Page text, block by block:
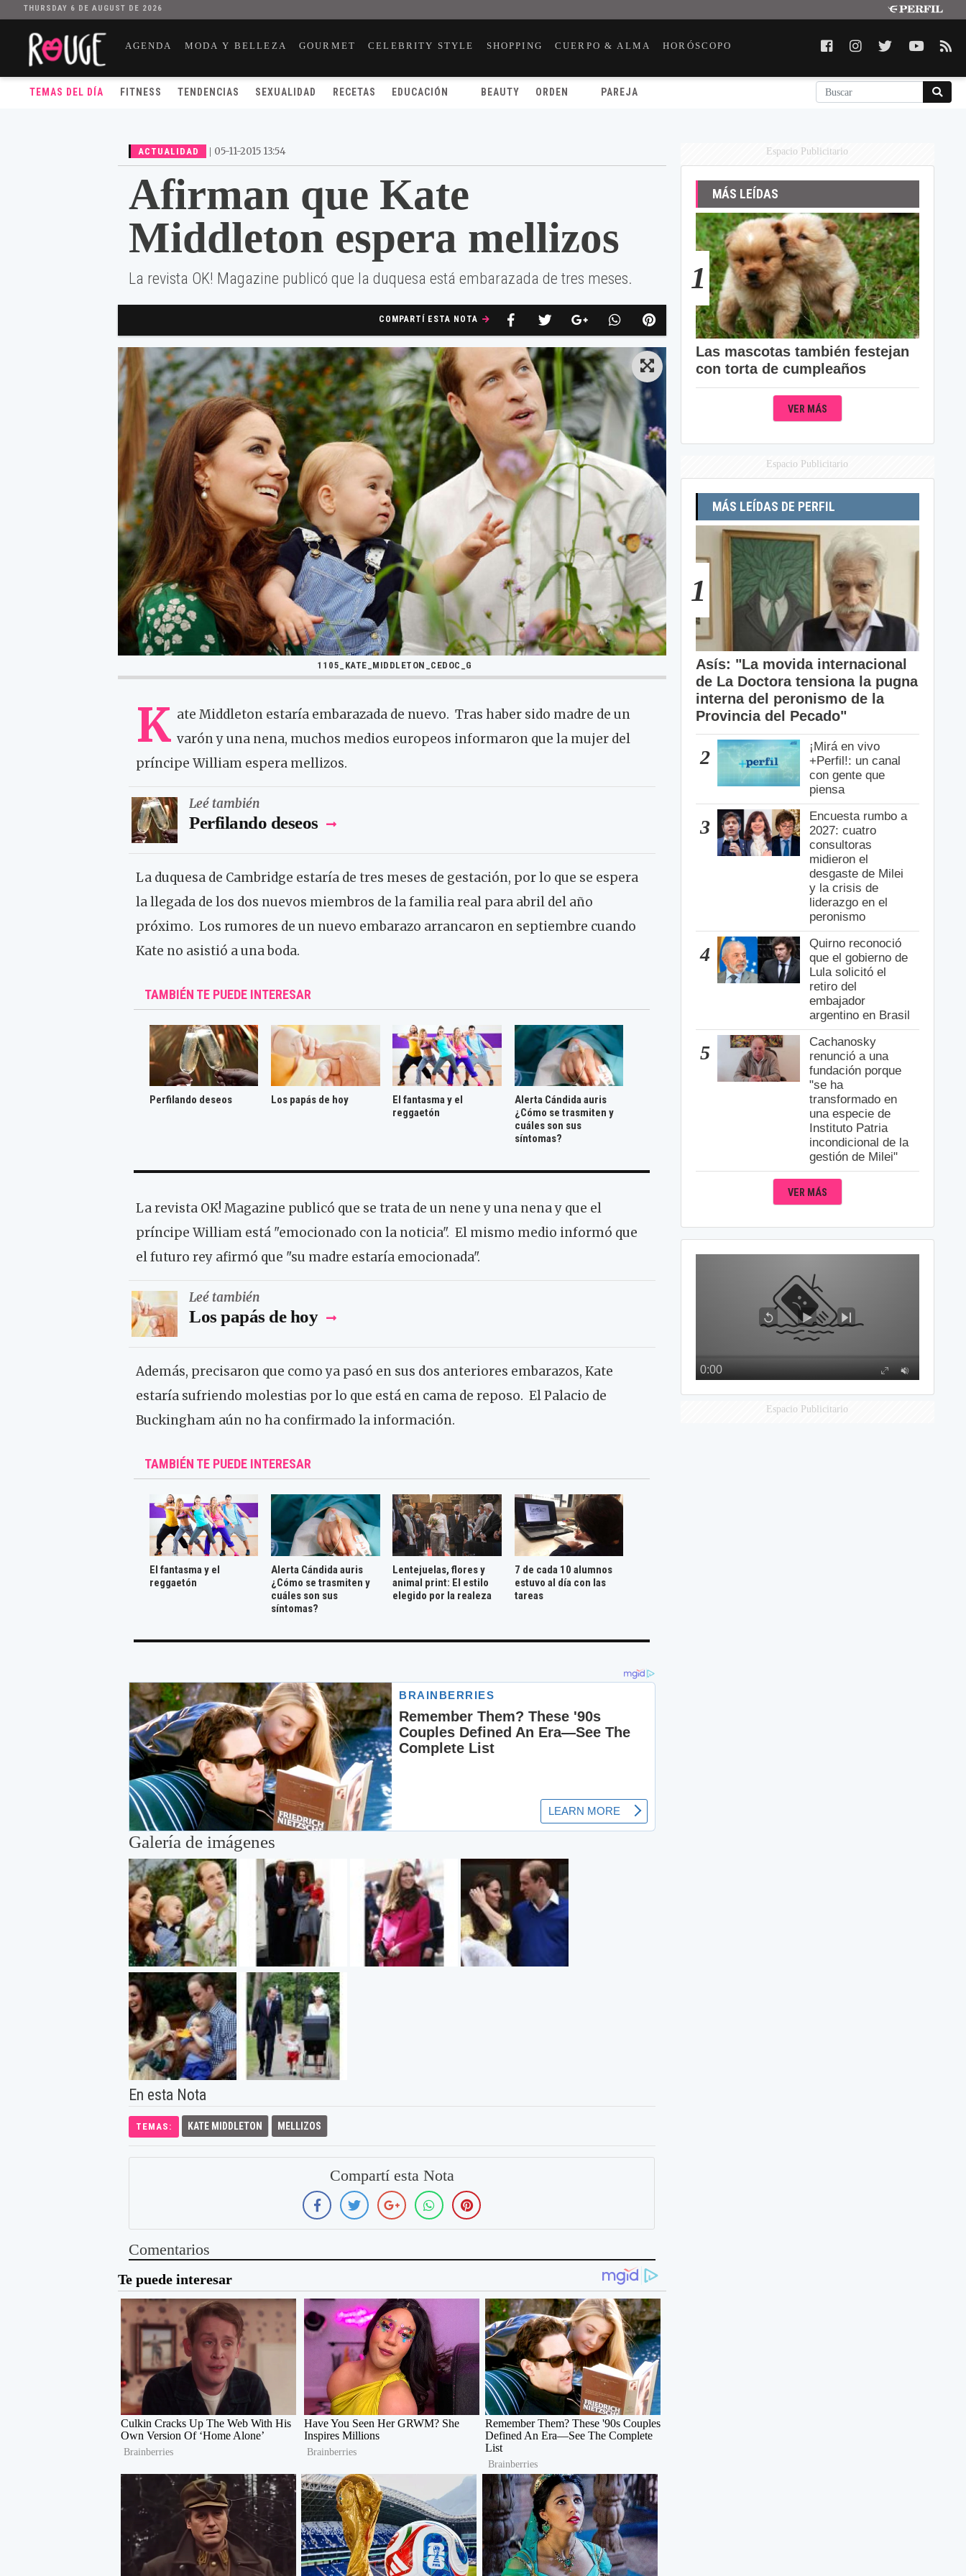
THURSDAY 6 DE AUGUST DE 2026
AGENDA MODA Y BELLEZA GOURMET CELEBRITY STYLE SHOPPING CUERPO & ALMA HORÓSCOPO
TEMAS DEL DÍA FITNESS TENDENCIAS SEXUALIDAD RECETAS EDUCACIÓN BEAUTY ORDEN PAREJA
ACTUALIDAD | 05-11-2015 13:54
Afirman que Kate
Middleton espera mellizos
La revista OK! Magazine publicó que la duquesa está embarazada de tres meses.
COMPARTÍ ESTA NOTA
1105_KATE_MIDDLETON_CEDOC_G
K ate Middleton estaría embarazada de nuevo. Tras haber sido madre de un
varón y una nena, muchos medios europeos informaron que la mujer del
príncipe William espera mellizos.
Leé también
Perfilando deseos
La duquesa de Cambridge estaría de tres meses de gestación, por lo que se espera
la llegada de los dos nuevos miembros de la familia real para abril del año
próximo. Los rumores de un nuevo embarazo arrancaron en septiembre cuando
Kate no asistió a una boda.
TAMBIÉN TE PUEDE INTERESAR
Perfilando deseos Los papás de hoy
El fantasma y el
reggaetón
Alerta Cándida auris
¿Cómo se trasmiten y
cuáles son sus
síntomas?
La revista OK! Magazine publicó que se trata de un nene y una nena y que el
príncipe William está "emocionado con la noticia". El mismo medio informó que
el futuro rey afirmó que "su madre estaría emocionada".
Leé también
Los papás de hoy
Además, precisaron que como ya pasó en sus dos anteriores embarazos, Kate
estaría sufriendo molestias por lo que está en cama de reposo. El Palacio de
Buckingham aún no ha confirmado la información.
TAMBIÉN TE PUEDE INTERESAR
El fantasma y el
reggaetón
Alerta Cándida auris
¿Cómo se trasmiten y
cuáles son sus
síntomas?
Lentejuelas, flores y
animal print: El estilo
elegido por la realeza
7 de cada 10 alumnos
estuvo al día con las
tareas
Galería de imágenes
En esta Nota
TEMAS: KATE MIDDLETON MELLIZOS
Compartí esta Nota
Comentarios
Espacio Publicitario
MÁS LEÍDAS
1
Las mascotas también festejan
con torta de cumpleaños
VER MÁS
Espacio Publicitario
MÁS LEÍDAS DE PERFIL
1
Asís: "La movida internacional
de La Doctora tensiona la pugna
interna del peronismo de la
Provincia del Pecado"
2
¡Mirá en vivo
+Perfil!: un canal
con gente que
piensa
3
Encuesta rumbo a
2027: cuatro
consultoras
midieron el
desgaste de Milei
y la crisis de
liderazgo en el
peronismo
4
Quirno reconoció
que el gobierno de
Lula solicitó el
retiro del
embajador
argentino en Brasil
5
Cachanosky
renunció a una
fundación porque
"se ha
transformado en
una especie de
Instituto Patria
incondicional de la
gestión de Milei"
VER MÁS
Espacio Publicitario